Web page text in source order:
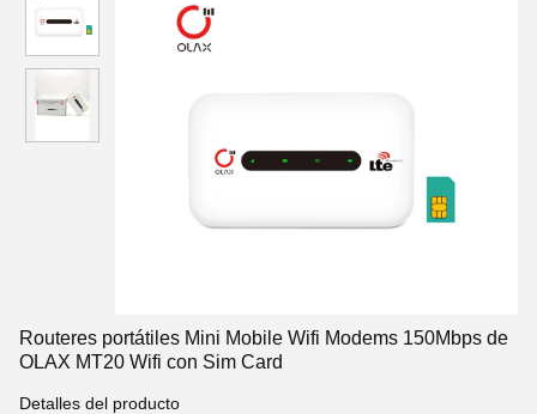
Routeres portátiles Mini Mobile Wifi Modems 150Mbps de
OLAX MT20 Wifi con Sim Card
Detalles del producto